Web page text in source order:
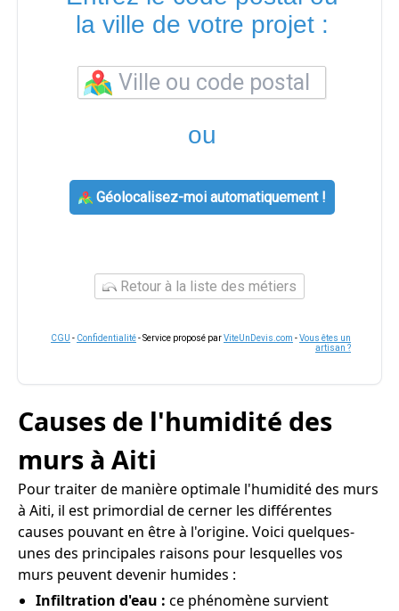
la ville de votre projet :
ou
Géolocalisez-moi automatiquement !
Retour à la liste des métiers
CGU - Confidentialité- Service proposé parViteUnDevis.com -Vous êtes un
artisan ?
Causes de l'humidité des
murs à Aiti
Pour traiter de manière optimale l'humidité des murs
à Aiti, il est primordial de cerner les différentes
causes pouvant en être à l'origine. Voici quelques-
unes des principales raisons pour lesquelles vos
murs peuvent devenir humides :
Infiltration d'eau : ce phénomène survient